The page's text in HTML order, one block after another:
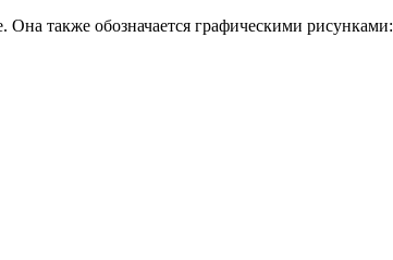
также обозначается графическими рисунками: